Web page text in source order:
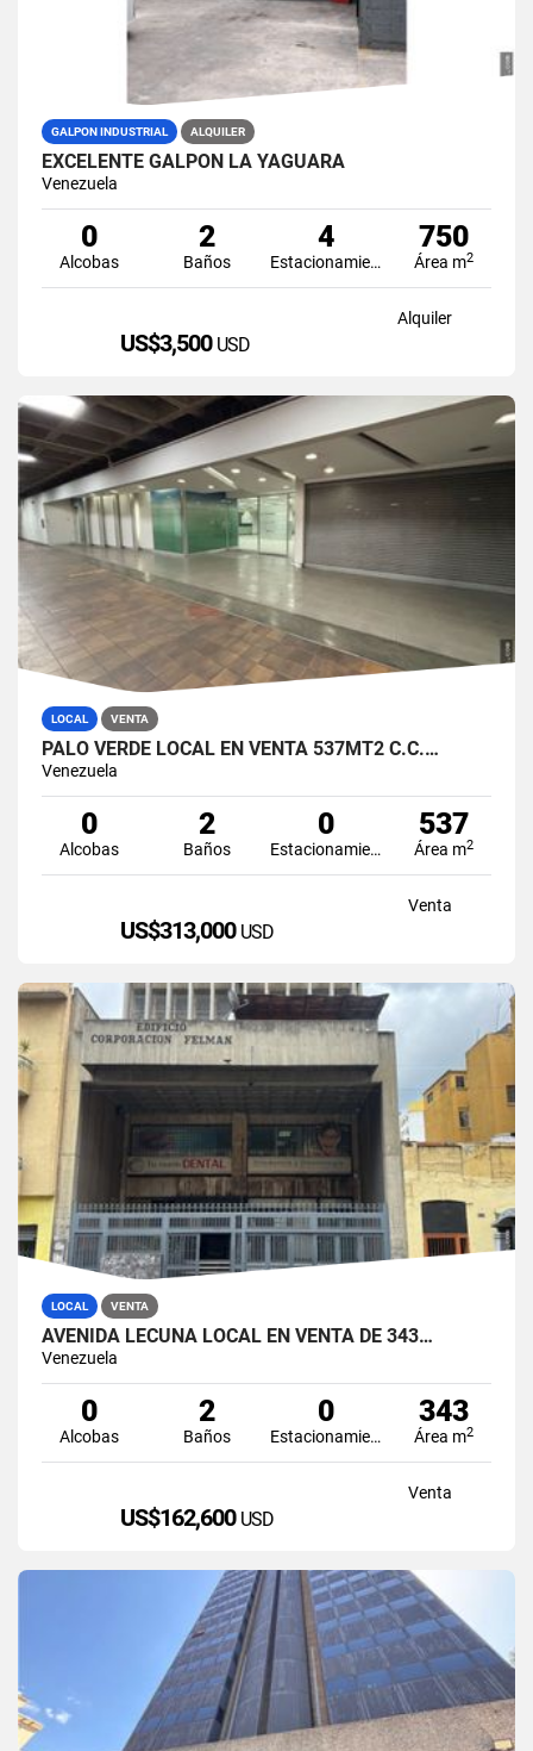
GALPON INDUSTRIAL ALQUILER
EXCELENTE GALPÓN LA YAGUARA
Venezuela
0
Alcobas
2
Baños
4
Estacionamiento
750
Área m2
Alquiler
US$3,500 USD
LOCAL VENTA
PALO VERDE LOCAL EN VENTA 537MT2 C.C.…
Venezuela
0
Alcobas
2
Baños
0
Estacionamiento
537
Área m2
Venta
US$313,000 USD
LOCAL VENTA
AVENIDA LECUNA LOCAL EN VENTA DE 343…
Venezuela
0
Alcobas
2
Baños
0
Estacionamiento
343
Área m2
Venta
US$162,600 USD